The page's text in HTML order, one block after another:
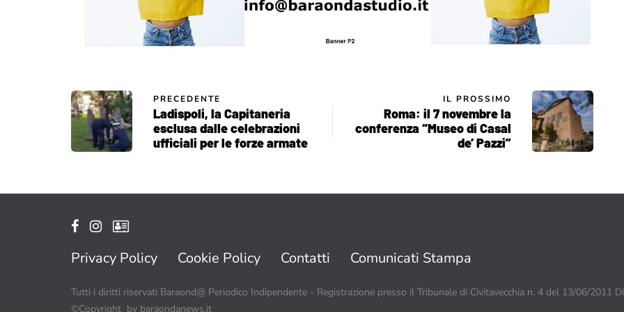
PRECEDENTE
Ladispoli, la Capitaneria
esclusa dalle celebrazioni
ufficiali per le forze armate
IL PROSSIMO
Roma: il 7 novembre la
conferenza “Museo di Casal
de’ Pazzi”
Privacy Policy Cookie Policy Contatti Comunicati Stampa
Tutti i diritti riservati Baraond@ Periodico Indipendente - Registrazione presso il Tribunale di Civitavecchia n. 4 del 13/06/2011
©Copyright by baraondanews.it